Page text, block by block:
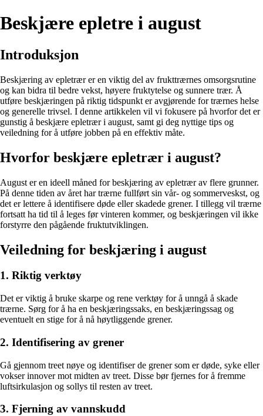
Beskjære epletre i august
Introduksjon
Beskjæring av epletrær er en viktig del av frukttrærnes omsorgsrutine
og kan bidra til bedre vekst, høyere fruktytelse og sunnere trær. Å
utføre beskjæringen på riktig tidspunkt er avgjørende for trærnes helse
og generelle trivsel. I denne artikkelen vil vi fokusere på hvorfor det er
gunstig å beskjære epletrær i august, samt gi deg nyttige tips og
veiledning for å utføre jobben på en effektiv måte.
Hvorfor beskjære epletrær i august?
August er en ideell måned for beskjæring av epletrær av flere grunner.
På denne tiden av året har trærne fullført sin vår- og sommerveskst, og
det er lettere å identifisere døde eller skadede grener. I tillegg vil trærne
fortsatt ha tid til å leges før vinteren kommer, og beskjæringen vil ikke
forstyrre den pågående fruktutviklingen.
Veiledning for beskjæring i august
1. Riktig verktøy
Det er viktig å bruke skarpe og rene verktøy for å unngå å skade
trærne. Sørg for å ha en beskjæringssaks, en beskjæringssag og
eventuelt en stige for å nå høytliggende grener.
2. Identifisering av grener
Gå gjennom treet nøye og identifiser de grener som er døde, syke eller
vokser innover mot midten av treet. Disse bør fjernes for å fremme
luftsirkulasjon og sollys til resten av treet.
3. Fjerning av vannskudd